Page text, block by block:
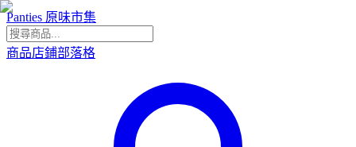
Panties 原味市集
商品店鋪部落格